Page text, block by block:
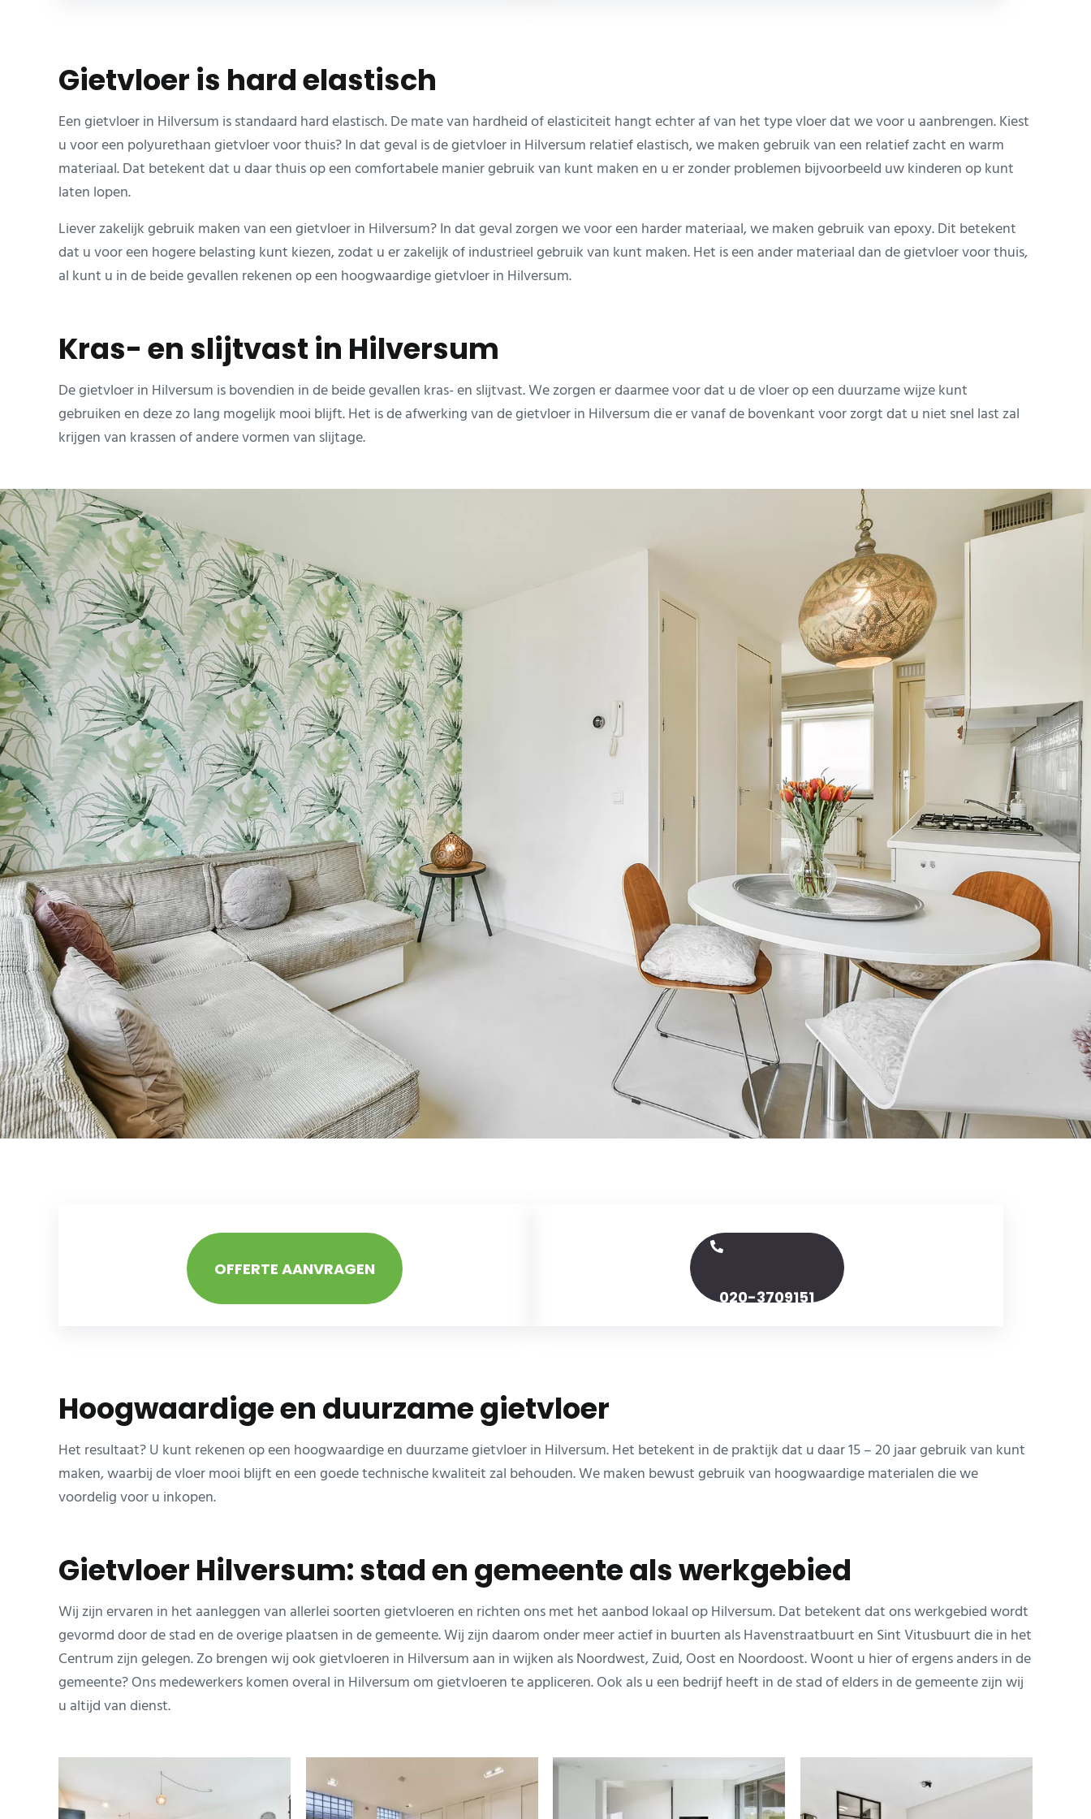
Gietvloer is hard elastisch
Een gietvloer in Hilversum is standaard hard elastisch. De mate van hardheid of elasticiteit hangt echter af van het type vloer dat we voor u aanbrengen. Kiest
u voor een polyurethaan gietvloer voor thuis? In dat geval is de gietvloer in Hilversum relatief elastisch, we maken gebruik van een relatief zacht en warm
materiaal. Dat betekent dat u daar thuis op een comfortabele manier gebruik van kunt maken en u er zonder problemen bijvoorbeeld uw kinderen op kunt
laten lopen.
Liever zakelijk gebruik maken van een gietvloer in Hilversum? In dat geval zorgen we voor een harder materiaal, we maken gebruik van epoxy. Dit betekent
dat u voor een hogere belasting kunt kiezen, zodat u er zakelijk of industrieel gebruik van kunt maken. Het is een ander materiaal dan de gietvloer voor thuis,
al kunt u in de beide gevallen rekenen op een hoogwaardige gietvloer in Hilversum.
Kras- en slijtvast in Hilversum
De gietvloer in Hilversum is bovendien in de beide gevallen kras- en slijtvast. We zorgen er daarmee voor dat u de vloer op een duurzame wijze kunt
gebruiken en deze zo lang mogelijk mooi blijft. Het is de afwerking van de gietvloer in Hilversum die er vanaf de bovenkant voor zorgt dat u niet snel last zal
krijgen van krassen of andere vormen van slijtage.
OFFERTE AANVRAGEN
020-3709151
Hoogwaardige en duurzame gietvloer
Het resultaat? U kunt rekenen op een hoogwaardige en duurzame gietvloer in Hilversum. Het betekent in de praktijk dat u daar 15 – 20 jaar gebruik van kunt
maken, waarbij de vloer mooi blijft en een goede technische kwaliteit zal behouden. We maken bewust gebruik van hoogwaardige materialen die we
voordelig voor u inkopen.
Gietvloer Hilversum: stad en gemeente als werkgebied
Wij zijn ervaren in het aanleggen van allerlei soorten gietvloeren en richten ons met het aanbod lokaal op Hilversum. Dat betekent dat ons werkgebied wordt
gevormd door de stad en de overige plaatsen in de gemeente. Wij zijn daarom onder meer actief in buurten als Havenstraatbuurt en Sint Vitusbuurt die in het
Centrum zijn gelegen. Zo brengen wij ook gietvloeren in Hilversum aan in wijken als Noordwest, Zuid, Oost en Noordoost. Woont u hier of ergens anders in de
gemeente? Ons medewerkers komen overal in Hilversum om gietvloeren te appliceren. Ook als u een bedrijf heeft in de stad of elders in de gemeente zijn wij
u altijd van dienst.